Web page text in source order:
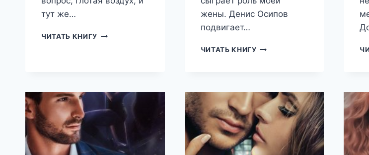
тут же…
ЧИТАТЬ КНИГУ МОЙ
жены. Денис Осипов
подвигает…
ЧИТАТЬ КНИГУ МОЙ